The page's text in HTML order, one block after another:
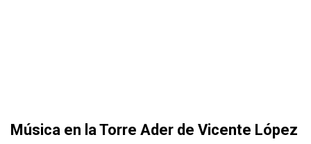
Música en la Torre Ader de Vicente López